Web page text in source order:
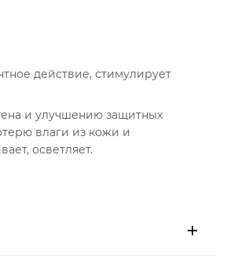
действие, стимулирует
и улучшению защитных
влаги из кожи и
осветляет.